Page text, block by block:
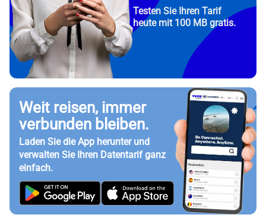
Testen Sie Ihren Tarif
heute mit 100 MB gratis.
Weit reisen, immer
verbunden bleiben.
Laden Sie die App herunter und
verwalten Sie Ihren Datentarif ganz
einfach.